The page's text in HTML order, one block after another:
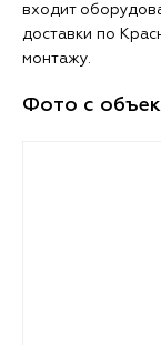
входит
доставки по
монтажу.
Фото с